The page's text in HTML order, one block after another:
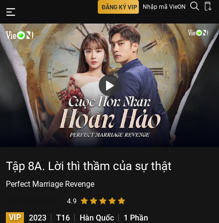
ĐĂNG KÝ VIP Nhập mã VieON
Tập 8A. Lời thì thầm của sự thật
Perfect Marriage Revenge
4.9
VIP 2023 T16 Hàn Quốc
1 Phần